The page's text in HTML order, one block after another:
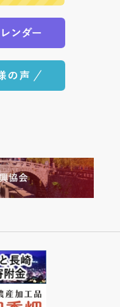
場合は、ご指定の日
）